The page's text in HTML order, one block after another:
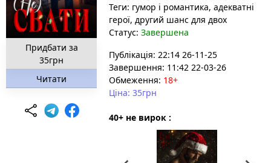
Придбати за
35грн
Читати
Теги: гумор і романтика, адекватні
герої, другий шанс для двох
Статус: Завершена
Публікація: 22:14 26-11-25
Завершення: 11:42 22-03-26
Обмеження: 18+
Ціна: 35грн
40+ не вирок :